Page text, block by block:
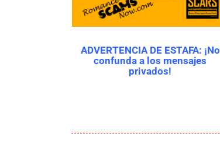
ADVERTENCIA DE ESTAFA: ¡No
confunda a los mensajes
privados!